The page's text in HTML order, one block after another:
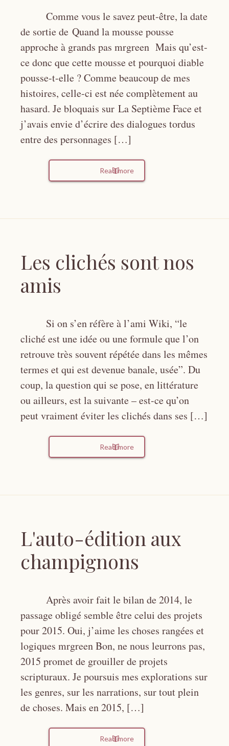
Comme vous le savez peut-être, la date
de sortie de Quand la mousse pousse
approche à grands pas mrgreen Mais qu’est-
ce donc que cette mousse et pourquoi diable
pousse-t-elle ? Comme beaucoup de mes
histoires, celle-ci est née complètement au
hasard. Je bloquais sur La Septième Face et
j’avais envie d’écrire des dialogues tordus
entre des personnages […]
Read more
Les clichés sont nos
amis
Si on s’en réfère à l’ami Wiki, “le
cliché est une idée ou une formule que l’on
retrouve très souvent répétée dans les mêmes
termes et qui est devenue banale, usée”. Du
coup, la question qui se pose, en littérature
ou ailleurs, est la suivante – est-ce qu’on
peut vraiment éviter les clichés dans ses […]
Read more
L'auto-édition aux
champignons
Après avoir fait le bilan de 2014, le
passage obligé semble être celui des projets
pour 2015. Oui, j’aime les choses rangées et
logiques mrgreen Bon, ne nous leurrons pas,
2015 promet de grouiller de projets
scripturaux. Je poursuis mes explorations sur
les genres, sur les narrations, sur tout plein
de choses. Mais en 2015, […]
Read more